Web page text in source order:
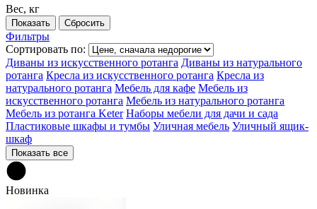
Вес, кг
Фильтры
Сортировать по:
Диваны из искусственного ротанга Диваны из натурального
ротанга Кресла из искусственного ротанга Кресла из
натурального ротанга Мебель для кафе Мебель из
искусственного ротанга Мебель из натурального ротанга
Мебель из ротанга Keter Наборы мебели для дачи и сада
Пластиковые шкафы и тумбы Уличная мебель Уличный ящик-
шкаф
Показать все
Новинка